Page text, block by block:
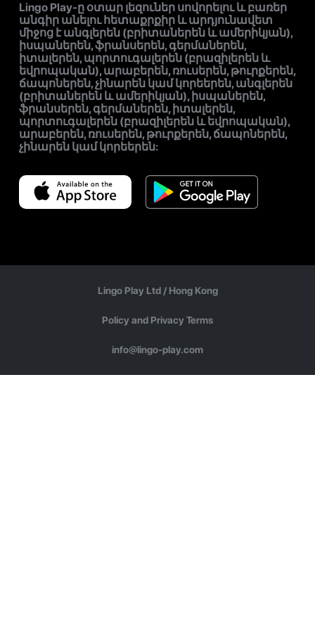
Lingo Play-ը օտար լեզուներ սովորելու և բառեր
անգիր անելու հետաքրքիր և արդյունավետ
միջոց է անգլերեն (բրիտաներեն և ամերիկյան),
իսպաներեն, ֆրանսերեն, գերմաներեն,
իտալերեն, պորտուգալերեն (բրազիլերեն և
եվրոպական), արաբերեն, ռուսերեն, թուրքերեն,
ճապոներեն, չինարեն կամ կորեերեն, անգլերեն
(բրիտաներեն և ամերիկյան), իսպաներեն,
ֆրանսերեն, գերմաներեն, իտալերեն,
պորտուգալերեն (բրազիլերեն և եվրոպական),
արաբերեն, ռուսերեն, թուրքերեն, ճապոներեն,
չինարեն կամ կորեերեն:
Lingo Play Ltd / Hong Kong
Policy and Privacy Terms
info@lingo-play.com